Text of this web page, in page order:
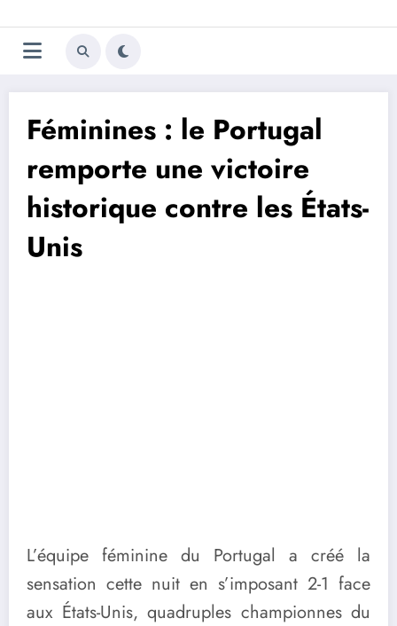
au
contenu
Trivela
L'actualité du football
Féminines : le Portugal
remporte une victoire
historique contre les États-
Unis
L’équipe féminine du Portugal a créé la
sensation cette nuit en s’imposant 2-1 face
aux États-Unis, quadruples championnes du